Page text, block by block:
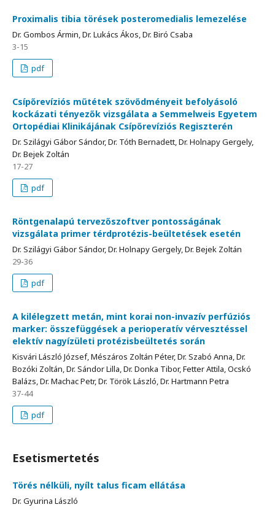
Proximalis tibia törések posteromedialis lemezelése
Dr. Gombos Ármin, Dr. Lukács Ákos, Dr. Biró Csaba
3-15
pdf
Csípőrevíziós műtétek szövődményeit befolyásoló
kockázati tényezők vizsgálata a Semmelweis Egyetem
Ortopédiai Klinikájának Csípőrevíziós Regiszterén
Dr. Szilágyi Gábor Sándor, Dr. Tóth Bernadett, Dr. Holnapy Gergely,
Dr. Bejek Zoltán
17-27
pdf
Röntgenalapú tervezőszoftver pontosságának
vizsgálata primer térdprotézis-beültetések esetén
Dr. Szilágyi Gábor Sándor, Dr. Holnapy Gergely, Dr. Bejek Zoltán
29-36
pdf
A kilélegzett metán, mint korai non-invazív perfúziós
marker: összefüggések a perioperatív vérvesztéssel
elektív nagyízületi protézisbeültetés során
Kisvári László József, Mészáros Zoltán Péter, Dr. Szabó Anna, Dr.
Bozóki Zoltán, Dr. Sándor Lilla, Dr. Donka Tibor, Fetter Attila, Ocskó
Balázs, Dr. Machac Petr, Dr. Török László, Dr. Hartmann Petra
37-44
pdf
Esetismertetés
Törés nélküli, nyílt talus ficam ellátása
Dr. Gyurina László